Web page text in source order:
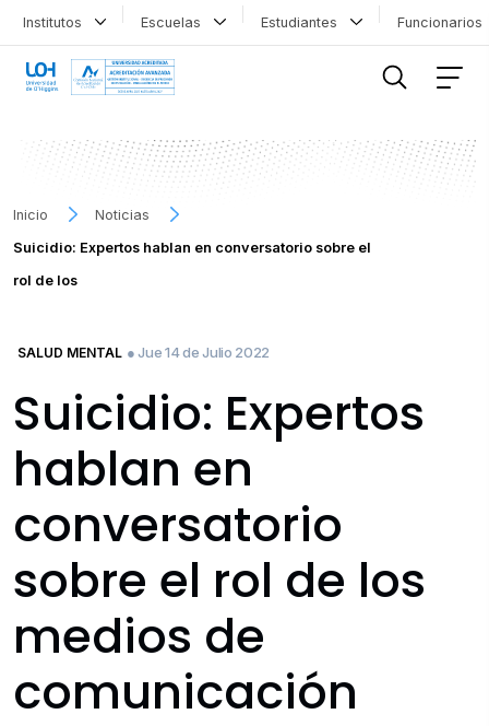
Institutos Escuelas Estudiantes
Inicio
Noticias
Suicidio: Expertos hablan en conversatorio sobre el
rol de los
SALUD MENTAL ● Jue 14 de Julio 2022
Suicidio: Expertos
hablan en
conversatorio
sobre el rol de los
medios de
comunicación